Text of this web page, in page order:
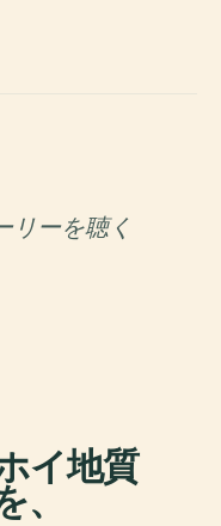
リーを聴く
イ地質